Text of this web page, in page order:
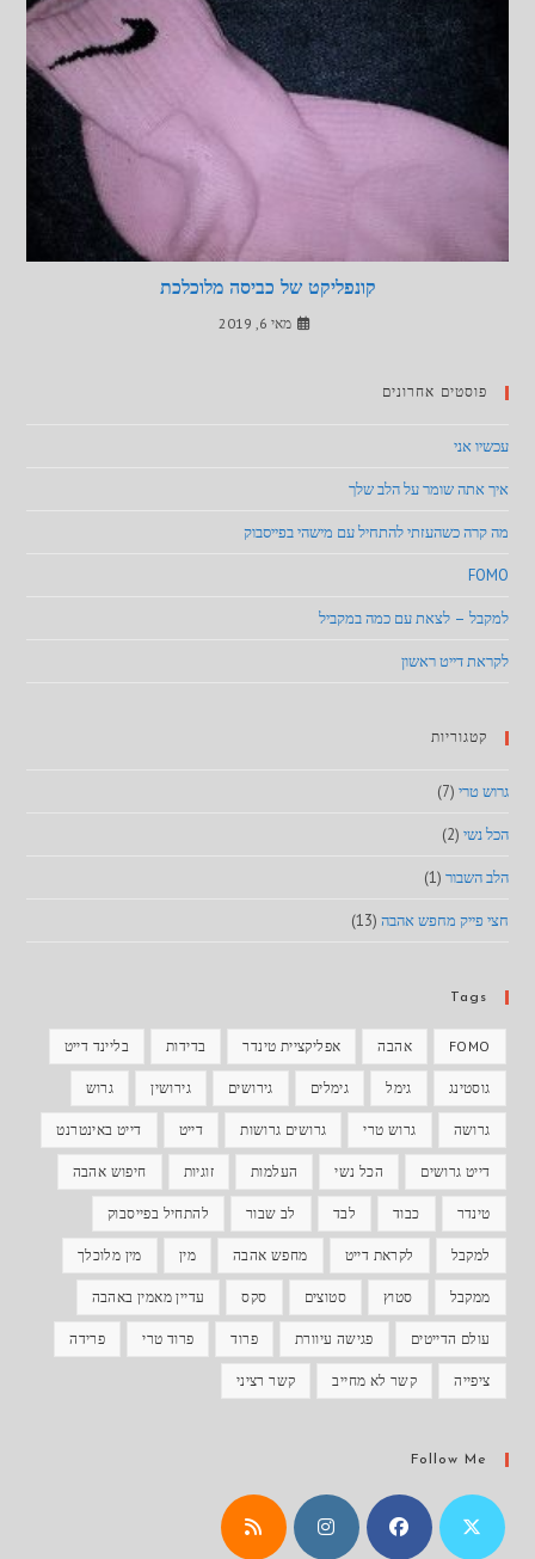
קונפליקט של כביסה מלוכלכת
מאי 6, 2019
פוסטים אחרונים
עכשיו אני
איך אתה שומר על הלב שלך
מה קרה כשהעזתי להתחיל עם מישהי בפייסבוק
FOMO
למקבל – לצאת עם כמה במקביל
לקראת דייט ראשון
קטגוריות
גרוש טרי (7)
הכל נשי (2)
הלב השבור (1)
חצי פייק מחפש אהבה (13)
Tags
FOMO אהבה אפליקציית טינדר בדידות בליינד דייט
גוסטינג גימל גימלים גירושים גירושין גרוש
גרושה גרוש טרי גרושים גרושות דייט דייט באינטרנט
דייט גרושים הכל נשי העלמות זוגיות חיפוש אהבה
טינדר כבוד לבד לב שבור להתחיל בפייסבוק
למקבל לקראת דייט מחפש אהבה מין מין מלוכלך
ממקבל סטוץ סטוצים סקס עדיין מאמין באהבה
עולם הדייטים פגישה עיוורת פרוד פרוד טרי פרידה
ציפייה קשר לא מחייב קשר רציני
Follow Me